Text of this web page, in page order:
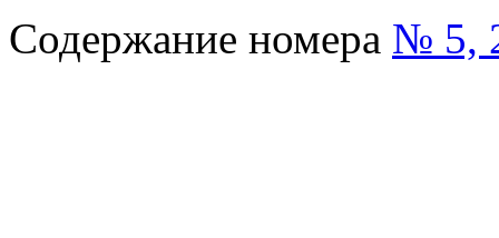
Содержание номера № 5,